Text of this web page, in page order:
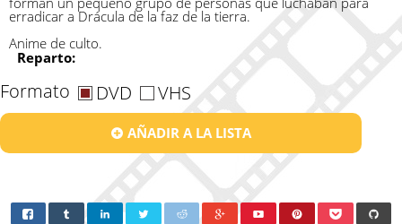
erradicar a Drácula de la faz de la tierra.
Anime de culto.
Reparto:
Formato DVD VHS
AÑADIR A LA LISTA